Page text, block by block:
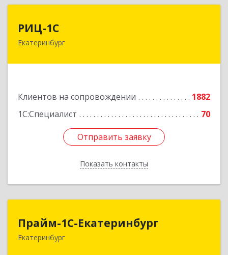
РИЦ-1С
Екатеринбург
Клиентов на сопровождении
1882
1С:Специалист
70
Отправить заявку
Показать контакты
620102, Свердловская обл, Екатеринбург г,
Отправить заявку
Назад
Прайм-1С-Екатеринбург
Екатеринбург
Прайм-1С-Екатеринбург
620142, Свердловская обл, Екатеринбург г, 8